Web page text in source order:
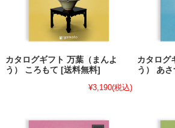
カタログギフト 万葉（まんよ
う） ころもて [送料無料]
¥3,190(税込)
カタログ
う） あ